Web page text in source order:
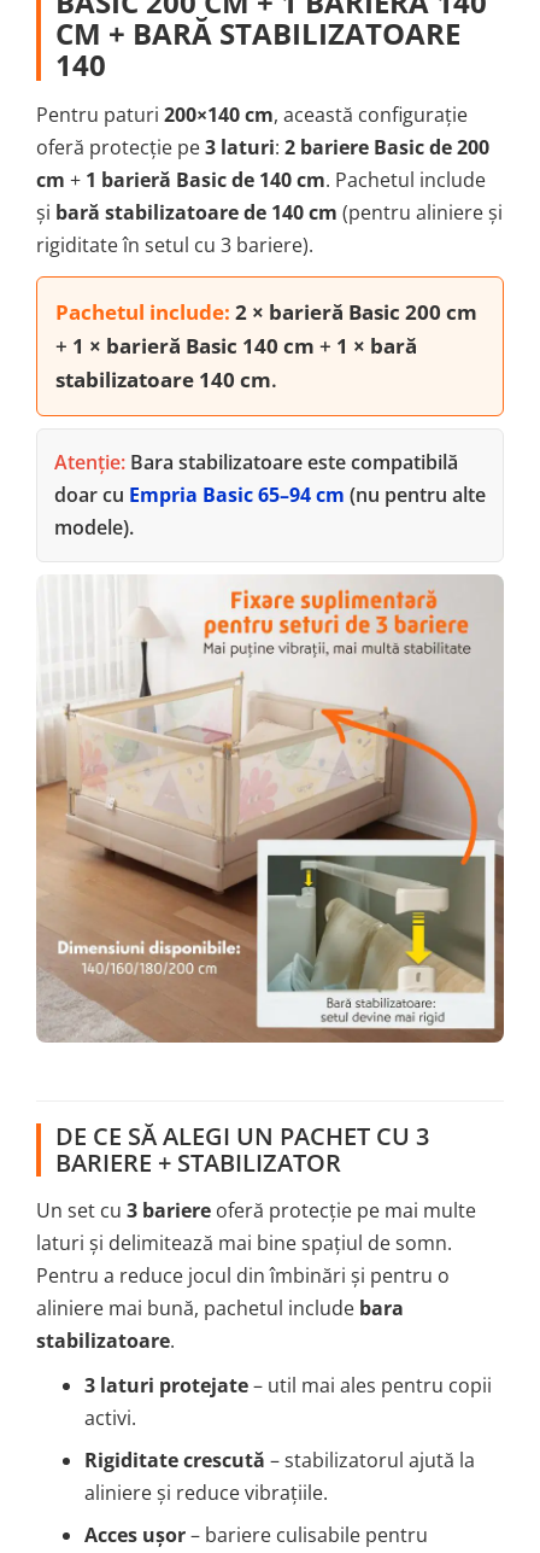
CM + BARĂ STABILIZATOARE
140
Pentru paturi 200×140 cm, această configurație
oferă protecție pe3 laturi: 2 bariere Basic de 200
cm + 1 barieră Basic de 140 cm. Pachetul include
și bară stabilizatoare de 140 cm (pentru aliniere și
rigiditate în setul cu 3 bariere).
Pachetul include: 2 × barieră Basic 200 cm
+ 1 × barieră Basic 140 cm + 1 × bară
stabilizatoare 140 cm.
Atenție: Bara stabilizatoare este compatibilă
doar cu Empria Basic 65–94 cm (nu pentru alte
modele).
DE CE SĂ ALEGI UN PACHET CU 3
BARIERE + STABILIZATOR
Un set cu 3 bariere oferă protecție pe mai multe
laturi și delimitează mai bine spațiul de somn.
Pentru a reduce jocul din îmbinări și pentru o
aliniere mai bună, pachetul include bara
stabilizatoare.
3 laturi protejate– util mai ales pentru copii
activi.
Rigiditate crescută – stabilizatorul ajută la
aliniere și reduce vibrațiile.
Acces ușor– bariere culisabile pentru